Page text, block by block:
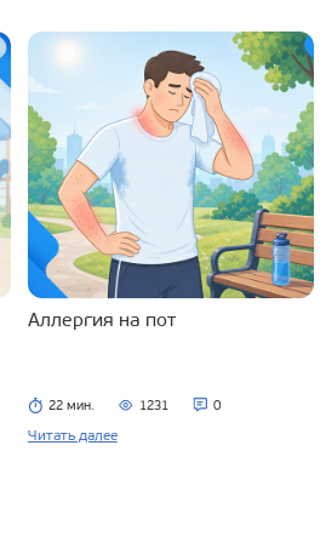
Аллергия на пот
22 мин. 1231 0
Читать далее